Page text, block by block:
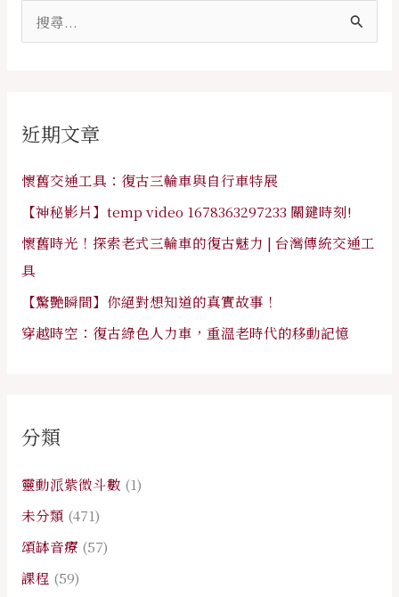
字
近期文章
懷舊交通工具：復古三輪車與自行車特展
【神秘影片】temp video 1678363297233 關鍵時刻!
懷舊時光！探索老式三輪車的復古魅力 | 台灣傳統交通工
具
【驚艷瞬間】你絕對想知道的真實故事！
穿越時空：復古綠色人力車，重溫老時代的移動記憶
分類
靈動派紫微斗數 (1)
未分類 (471)
頌缽音療 (57)
課程 (59)